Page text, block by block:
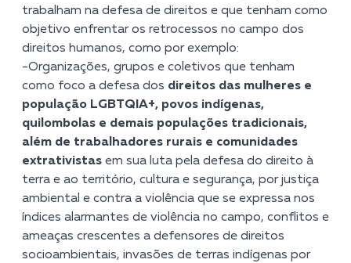
trabalham na defesa de direitos e que tenham como
objetivo enfrentar os retrocessos no campo dos
direitos humanos, como por exemplo:
-Organizações, grupos e coletivos que tenham
como foco a defesa dos direitos das mulheres e
população LGBTQIA+, povos indígenas,
quilombolas e demais populações tradicionais,
além de trabalhadores rurais e comunidades
extrativistas em sua luta pela defesa do direito à
terra e ao território, cultura e segurança, por justiça
ambiental e contra a violência que se expressa nos
índices alarmantes de violência no campo, conflitos e
ameaças crescentes a defensores de direitos
socioambientais, invasões de terras indígenas por